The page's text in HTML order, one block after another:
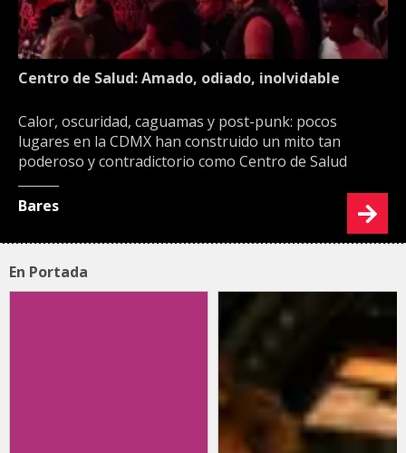
Centro de Salud: Amado, odiado, inolvidable
Calor, oscuridad, caguamas y post-punk: pocos
lugares en la CDMX han construido un mito tan
poderoso y contradictorio como Centro de Salud
Bares
En Portada